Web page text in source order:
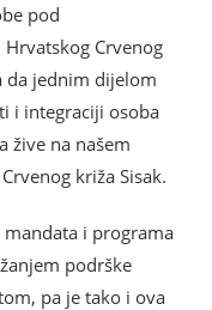
pod
Crvenog
da jednim dijelom
i integraciji osoba
žive na našem
križa Sisak.
mandata i programa
podrške
pa je tako i ova